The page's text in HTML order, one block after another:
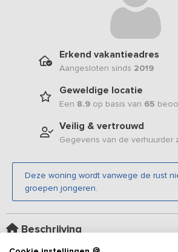
Erkend vakantieadres
Aangesloten sinds 2019
Geweldige locatie
Een 8.9 op basis van 65
Veilig & vertrouwd
Gegevens van de verhuurder
Deze woning wordt vanwege de rust
groepen jongeren.
Beschrijving